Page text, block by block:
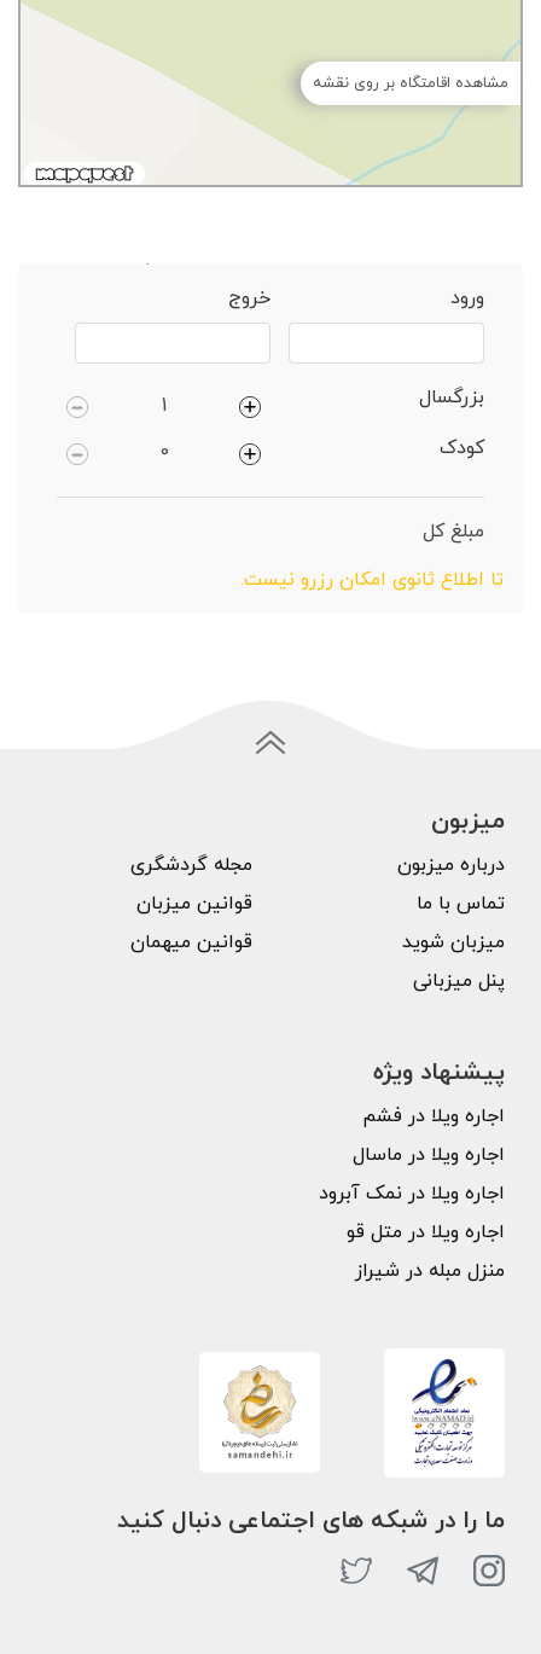
مشاهده اقامتگاه بر روی نقشه
ورود
خروج
بزرگسال
کودک
مبلغ کل
تا اطلاع ثانوی امکان رزرو نیست.
میزبون
درباره میزبون
تماس با ما
میزبان شوید
پنل میزبانی
مجله گردشگری
قوانین میزبان
قوانین میهمان
پیشنهاد ویژه
اجاره ویلا در فشم
اجاره ویلا در ماسال
اجاره ویلا در نمک آبرود
اجاره ویلا در متل قو
منزل مبله در شیراز
ما را در شبکه های اجتماعی دنبال کنید